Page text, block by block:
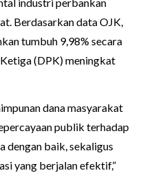
Berdasarkan data OJK,
tumbuh 9,98% secara
(DPK) meningkat
dana masyarakat
publik terhadap
dengan baik, sekaligus
yang berjalan efektif,”